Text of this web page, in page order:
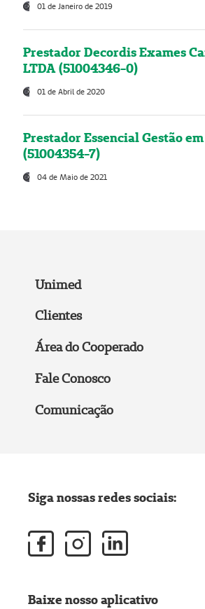
01 de Janeiro de 2019
Prestador Decordis Exames
LTDA (51004346-0)
01 de Abril de 2020
Prestador Essencial Gestão
(51004354-7)
04 de Maio de 2021
Unimed
Clientes
Área do Cooperado
Fale Conosco
Comunicação
Siga nossas redes sociais:
Baixe nosso aplicativo